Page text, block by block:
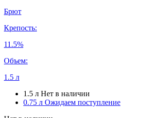
Брют
Крепость:
11.5%
Объем:
1.5 л
1.5 л Нет в наличии
0.75 л Ожидаем поступление